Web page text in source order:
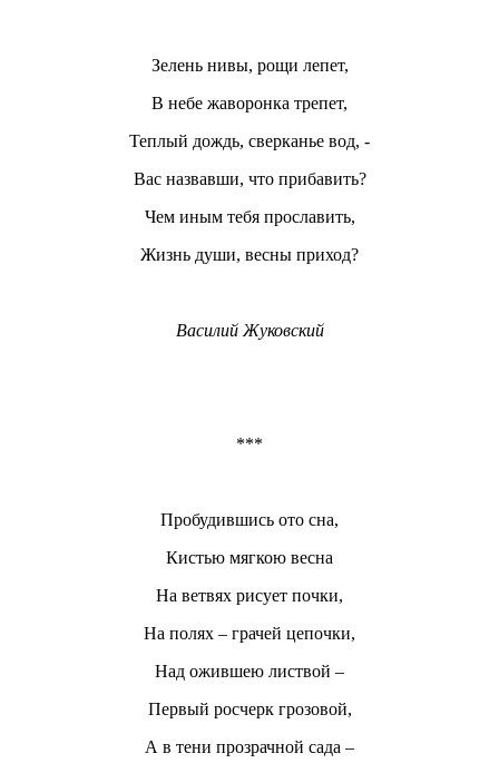
Зелень нивы, рощи лепет,
В небе жаворонка трепет,
Теплый дождь, сверканье вод, -
Вас назвавши, что прибавить?
Чем иным тебя прославить,
Жизнь души, весны приход?
Василий Жуковский
***
Пробудившись ото сна,
Кистью мягкою весна
На ветвях рисует почки,
На полях – грачей цепочки,
Над ожившею листвой –
Первый росчерк грозовой,
А в тени прозрачной сада –